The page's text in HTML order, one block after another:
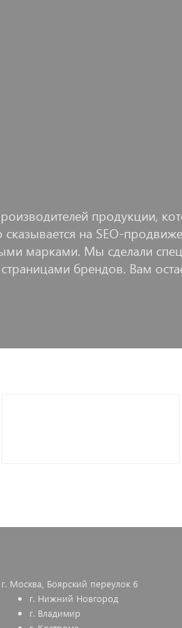
продукции,
на SEO-
марками. Мы сделали
брендов. Вам
г. Москва, Боярский переулок 6
г. Нижний Новгород
г. Владимир